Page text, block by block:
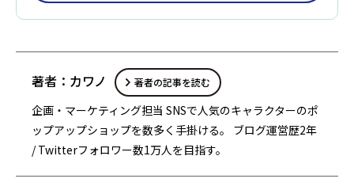
著者：カワノ 著者の記事を読む
企画・マーケティング担当 SNSで人気のキャラクターのポ
ップアップショップを数多く手掛ける。 ブログ運営歴2年
/ Twitterフォロワー数1万人を目指す。